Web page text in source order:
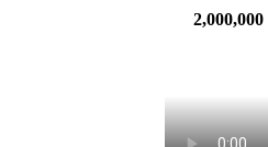
2,000,000